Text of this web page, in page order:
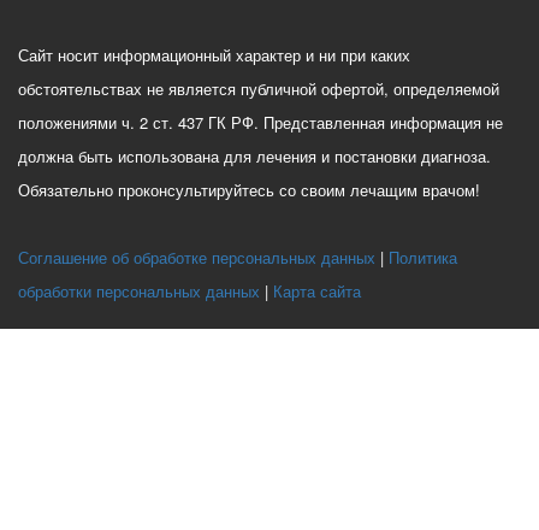
Сайт носит информационный характер и ни при каких
обстоятельствах не является публичной офертой, определяемой
положениями ч. 2 ст. 437 ГК РФ. Представленная информация не
должна быть использована для лечения и постановки диагноза.
Обязательно проконсультируйтесь со своим лечащим врачом!
Соглашение об обработке персональных данных
Политика
обработки персональных данных
Карта сайта